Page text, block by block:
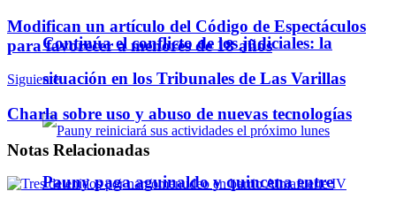
Continúa el conflicto de los judiciales: la
situación en los Tribunales de Las Varillas
Pauny paga aguinaldo y quincena entre
Modifican un artículo del Código de Espectáculos
para favorecer a menores de 18 años
Siguiente
Charla sobre uso y abuso de nuevas tecnologías
Notas Relacionadas